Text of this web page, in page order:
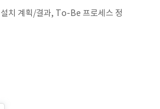
치 계획/결과, To-Be 프로세스 정